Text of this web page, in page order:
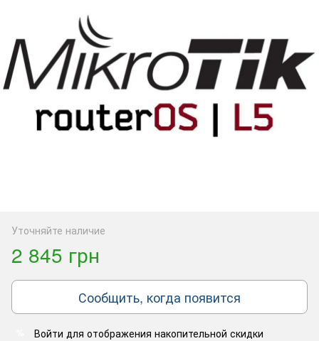
Уточняйте наличие
2 845 грн
Сообщить, когда появится
Войти для отображения накопительной скидки